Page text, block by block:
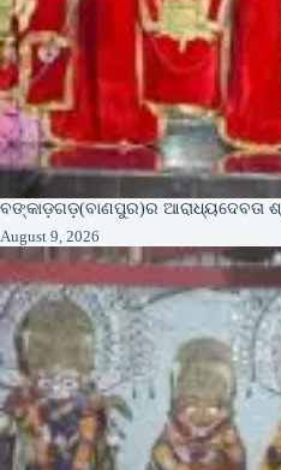
ବଙ୍କାଡ଼ଗଡ଼(ବାଣପୁର)ର ଆରାଧ୍ୟଦେବତା
August 9, 2026